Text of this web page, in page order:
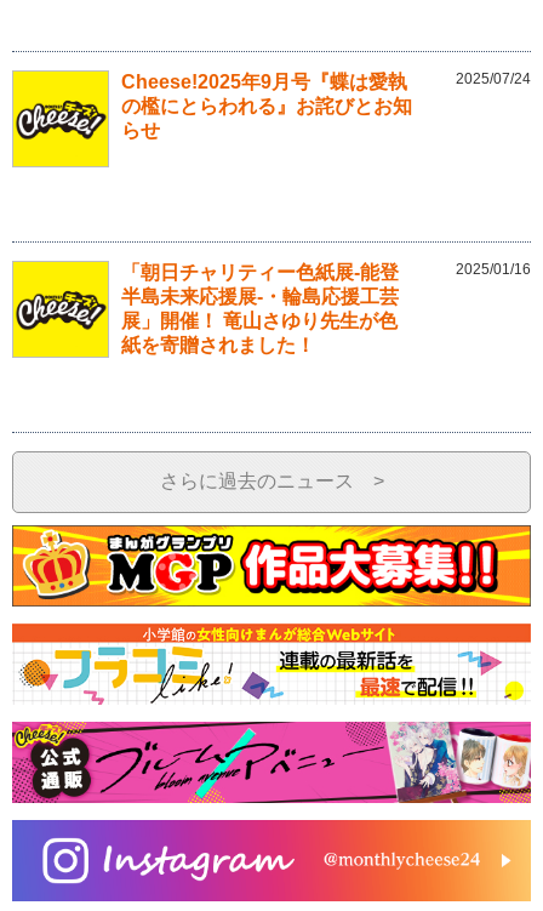
Cheese!2025年9月号『蝶は愛執
の檻にとらわれる』お詫びとお知
らせ
2025/07/24
「朝日チャリティー色紙展-能登
半島未来応援展-・輪島応援工芸
展」開催！ 竜山さゆり先生が色
紙を寄贈されました！
2025/01/16
さらに過去のニュース >